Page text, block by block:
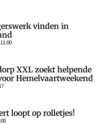
vinden in
XXL zoekt helpende
Hemelvaartweekend
loopt op rolletjes!